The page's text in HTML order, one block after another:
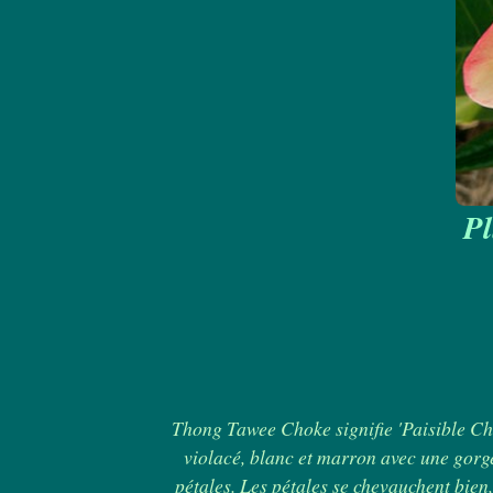
Thong Tawee Choke signifie 'Paisible
violacé, blanc et marron avec une
pétales. Les pétales se chevauchent